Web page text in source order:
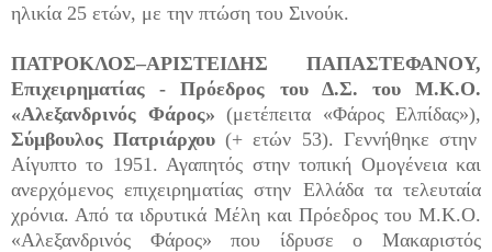
ηλικία 25 ετών, με την πτώση του Σινούκ.
ΠΑΤΡΟΚΛΟΣ–ΑΡΙΣΤΕΙΔΗΣ ΠΑΠΑΣΤΕΦΑΝΟΥ,
Επιχειρηματίας - Πρόεδρος του Δ.Σ. του Μ.Κ.Ο.
«Αλεξανδρινός Φάρος» (μετέπειτα «Φάρος Ελπίδας»),
Σύμβουλος Πατριάρχου (+ ετών 53). Γεννήθηκε στην
Αίγυπτο το 1951. Αγαπητός στην τοπική Ομογένεια και
ανερχόμενος επιχειρηματίας στην Ελλάδα τα τελευταία
χρόνια. Από τα ιδρυτικά Μέλη και Πρόεδρος του Μ.Κ.Ο.
«Αλεξανδρινός Φάρος» που ίδρυσε ο Μακαριστός